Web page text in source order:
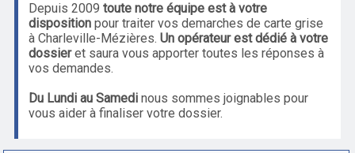
Depuis 2009 toute notre équipe est à votre
dispositionpour traiter vos demarches de carte grise
à Charleville-Mézières. Un opérateur est dédié à votre
dossieret saura vous apporter toutes les réponses à
vos demandes.
Du Lundi au Samedinous sommes joignables pour
vous aider à finaliser votre dossier.